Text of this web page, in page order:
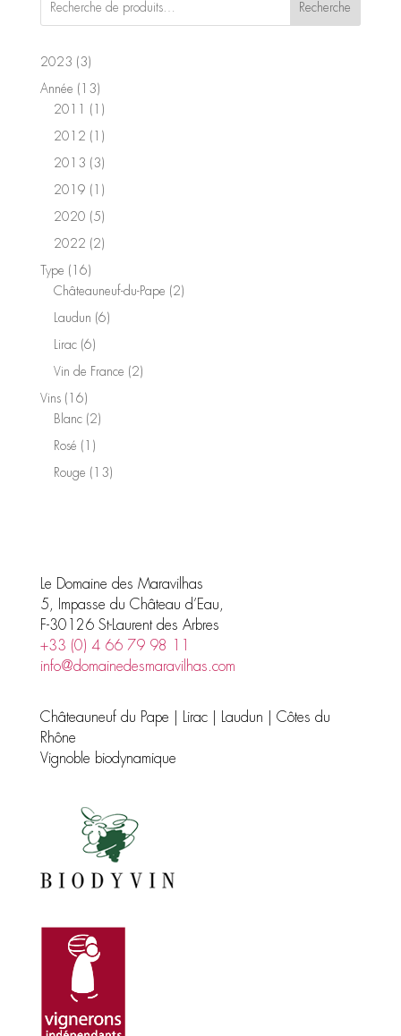
Recherche
2023 33
produits
Année 1313
produits
2011 1 1
produit
2012 1 1
produit
2013 33
produits
2019 1 1
produit
2020 55
produits
2022 22
Type 1616
produits
Châteauneuf-du-Pape 22
Laudun 66
Lirac 66
produits
Vin de France 22
Vins 1616
produits
Blanc 22
Rosé 1 1
produit
Rouge 1313
Le Domaine des Maravilhas
5, Impasse du Château d’Eau,
F-30126 St-Laurent des Arbres
+33 (0) 4 66 79 98 11
info@domainedesmaravilhas.com
Châteauneuf du Pape | Lirac | Laudun | Côtes du
Rhône
Vignoble biodynamique